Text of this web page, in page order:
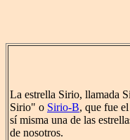
La estrella Sirio, llamada
Sirio" o Sirio-B, que fue
sí misma una de las
de nosotros.